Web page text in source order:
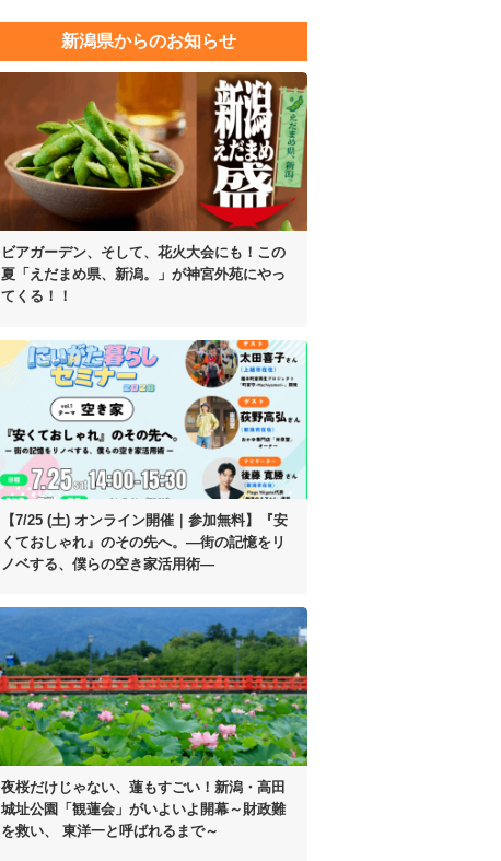
新潟県からのお知らせ
ビアガーデン、そして、花火大会にも！ この
夏「えだまめ県、新潟。」が神宮外苑にやっ
てくる！！
【7/25 (土) オンライン開催｜参加無料】
『安
くておしゃれ』のその先へ。 ―街の記憶をリ
ノベする、 僕らの空き家活用術―
夜桜だけじゃない、蓮もすごい！ 新潟・高田
城址公園「観蓮会」がいよいよ開幕～財政難
を救い、
東洋一と呼ばれるまで～